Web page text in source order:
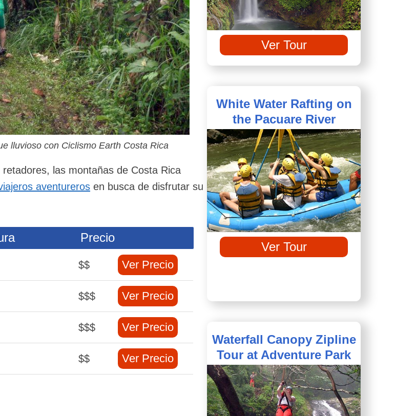
lluvioso con Ciclismo Earth Costa Rica
las montañas de Costa Rica
aventureros en busca de disfrutar su
Precio
$$ Ver Precio
$$$ Ver Precio
$$$ Ver Precio
$$ Ver Precio
Ver Tour
White Water Rafting on
the Pacuare River
Ver Tour
Waterfall Canopy Zipline
Tour at Adventure Park